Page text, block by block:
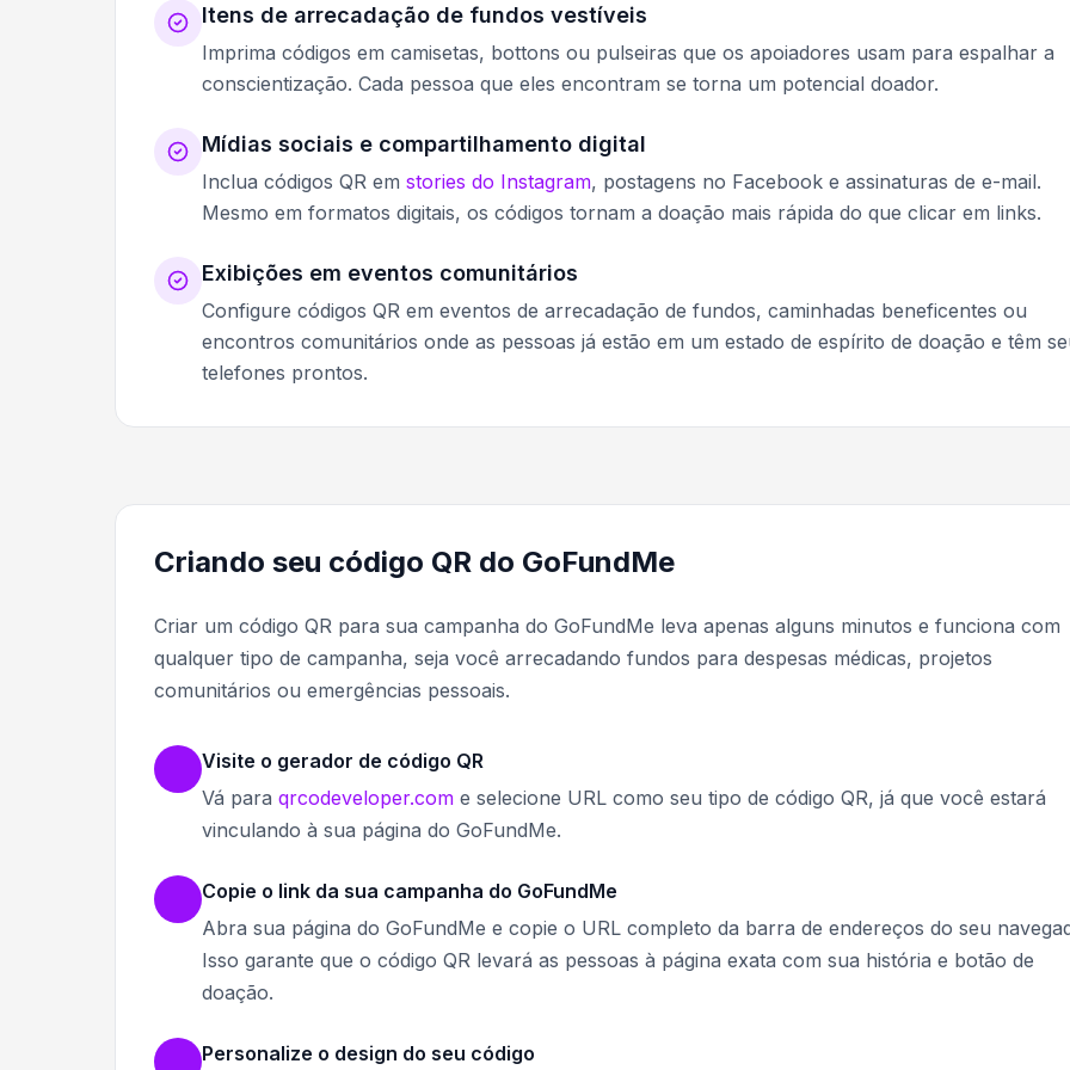
Itens de arrecadação de fundos vestíveis
Imprima códigos em camisetas, bottons ou pulseiras que os apoiadores usam para espalhar a
conscientização. Cada pessoa que eles encontram se torna um potencial doador.
Mídias sociais e compartilhamento digital
Inclua códigos QR em stories do Instagram, postagens no Facebook e assinaturas de e-mail.
Mesmo em formatos digitais, os códigos tornam a doação mais rápida do que clicar em links.
Exibições em eventos comunitários
Configure códigos QR em eventos de arrecadação de fundos, caminhadas beneficentes ou
encontros comunitários onde as pessoas já estão em um estado de espírito de doação e têm
telefones prontos.
Criando seu código QR do GoFundMe
Criar um código QR para sua campanha do GoFundMe leva apenas alguns minutos e funciona com
qualquer tipo de campanha, seja você arrecadando fundos para despesas médicas, projetos
comunitários ou emergências pessoais.
Visite o gerador de código QR
Vá para qrcodeveloper.com e selecione URL como seu tipo de código QR, já que você estará
vinculando à sua página do GoFundMe.
Copie o link da sua campanha do GoFundMe
Abra sua página do GoFundMe e copie o URL completo da barra de endereços do seu
Isso garante que o código QR levará as pessoas à página exata com sua história e botão de
doação.
Personalize o design do seu código